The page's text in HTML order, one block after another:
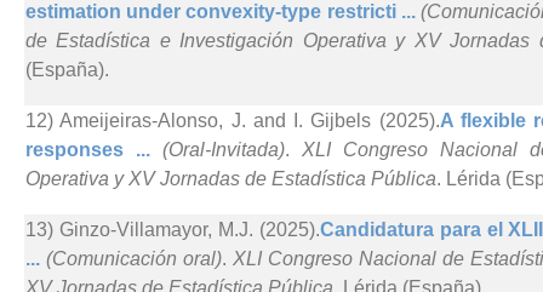
estimation under convexity-type restricti ...
de Estadística e Investigación Operativa y XV Jornadas
(España).
12) Ameijeiras-Alonso, J. and I. Gijbels (2025).A flexible
responses ... (Oral-Invitada). XLI Congreso Nacional
Operativa y XV Jornadas de Estadística Pública. Lérida
13) Ginzo-Villamayor, M.J. (2025).Candidatura para el
... (Comunicación oral). XLI Congreso Nacional de
XV Jornadas de Estadística Pública. Lérida (España).